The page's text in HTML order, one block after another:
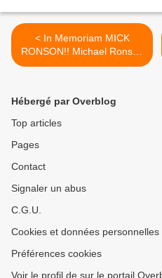
< In Memoriam MICK
RONSON!! Michael Ronson
(May 26, 1946 - April 29,
Mars ('70'73), Mott the
Hoople ('74-'74), The Rats,
Hébergé par Overblog
Top articles
Pages
Contact
Signaler un abus
C.G.U.
Cookies et données personnelles
Préférences cookies
Voir le profil de sur le portail